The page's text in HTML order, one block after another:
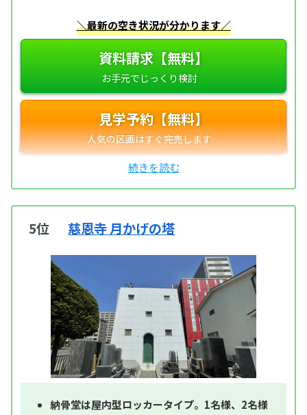
＼最新の空き状況が分かります／
資料請求【無料】
見学予約【無料】
5位 慈恩寺 月かげの塔
納骨堂は屋内型ロッカータイプ。1名様、2名様